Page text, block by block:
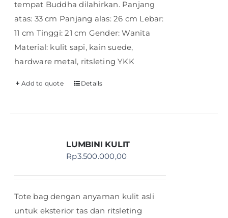
tempat Buddha dilahirkan. Panjang
atas: 33 cm Panjang alas: 26 cm Lebar:
11 cm Tinggi: 21 cm Gender: Wanita
Material: kulit sapi, kain suede,
hardware metal, ritsleting YKK
Add to quote Details
LUMBINI KULIT
Rp3.500.000,00
Tote bag dengan anyaman kulit asli
untuk eksterior tas dan ritsleting